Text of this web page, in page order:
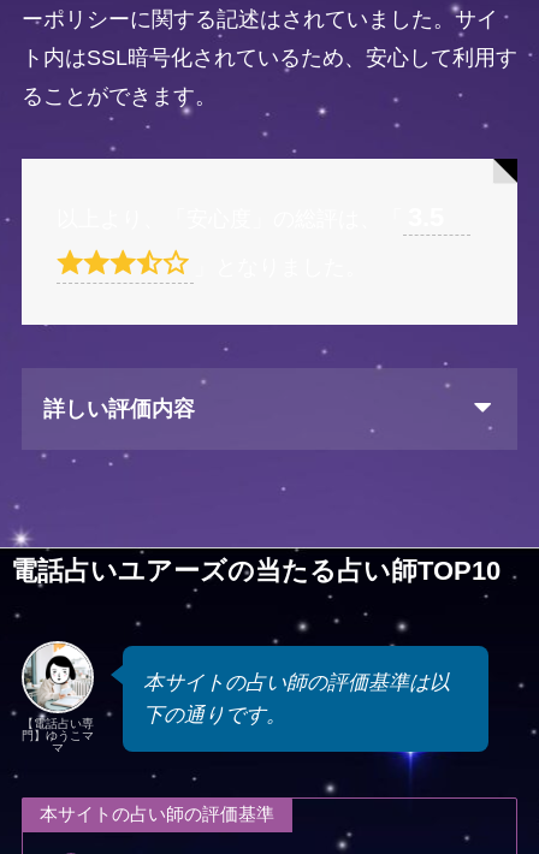
ーポリシーに関する記述はされていました。サイ
ト内はSSL暗号化されているため、安心して利用す
ることができます。
詳しい評価内容
電話占いユアーズの当たる占い師TOP10
【電話占い専
門】ゆうこマ
マ
本サイトの占い師の評価基準は以
下の通りです。
本サイトの占い師の評価基準